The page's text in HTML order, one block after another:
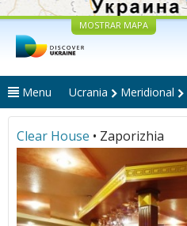
MOSTRAR MAPA
Menu Ucrania Meridional
Clear House • Zaporizhia